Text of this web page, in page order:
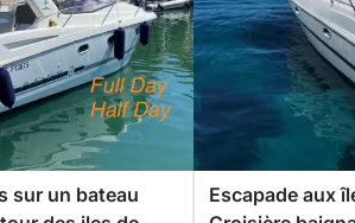
que vous avez
réservez pas.
sur un bateau
Escapade aux